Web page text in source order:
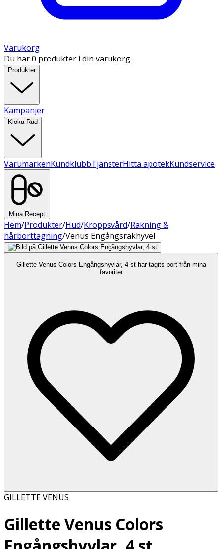
Varukorg
Du har 0 produkter i din varukorg.
Produkter
Kampanjer
Kloka Råd
VarumärkenKundklubbTjänsterHitta apotekKundservice
Mina Recept
Hem/Produkter/Hud/Kroppsvård/Rakning &
hårborttagning/Venus Engångsrakhyvel
Gillette Venus Colors Engångshyvlar, 4 st har tagits bort från mina
favoriter
GILLETTE VENUS
Gillette Venus Colors